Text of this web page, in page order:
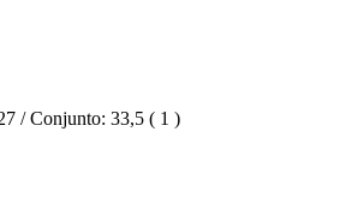
/ Conjunto: 33,5 ( 1 )